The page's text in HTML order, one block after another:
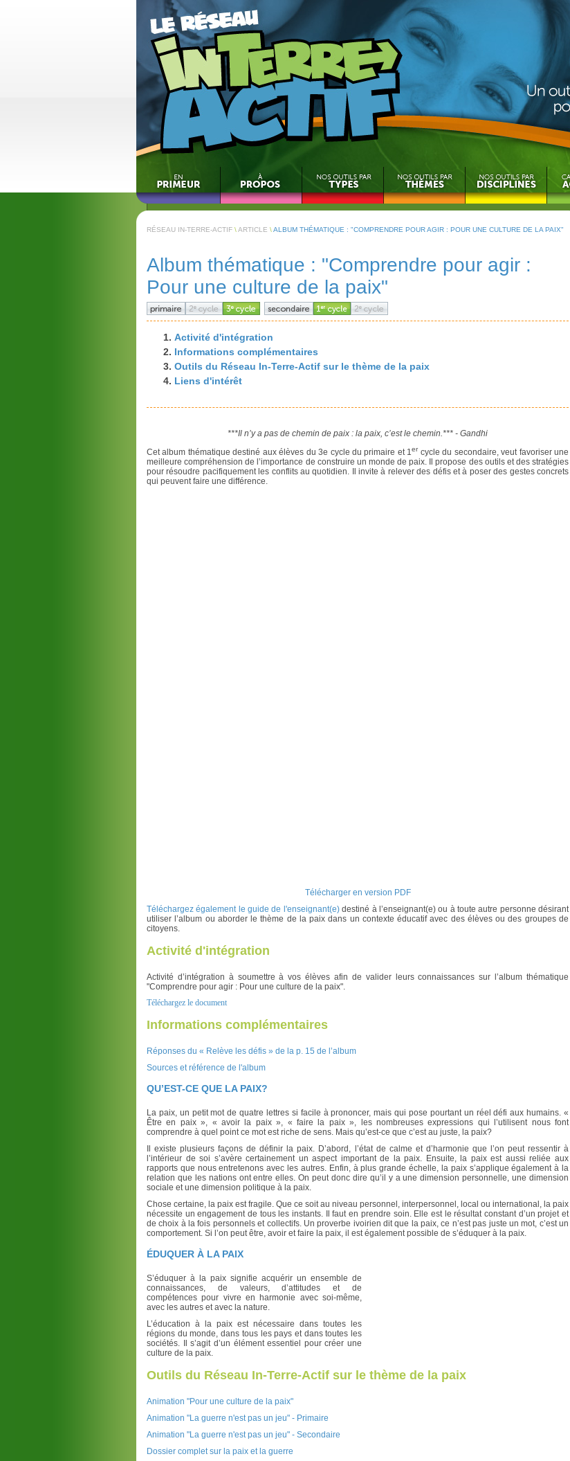
RÉSEAU IN-TERRE-ACTIF \ARTICLE \ALBUM THÉMATIQUE : "COMPRENDRE POUR AGIR : POUR UNE CULTURE DE LA PAIX"
Album thématique : "Comprendre pour agir :
Pour une culture de la paix"
Activité d'intégration
Informations complémentaires
Outils du Réseau In-Terre-Actif sur le thème de la paix
Liens d'intérêt
***Il n’y a pas de chemin de paix : la paix, c’est le chemin.*** - Gandhi
Cet album thématique destiné aux élèves du 3e cycle du primaire et 1er cycle du secondaire, veut favoriser une
meilleure compréhension de l’importance de construire un monde de paix. Il propose des outils et des stratégies
pour résoudre pacifiquement les conflits au quotidien. Il invite à relever des défis et à poser des gestes concrets
qui peuvent faire une différence.
Télécharger en version PDF
Téléchargez également le guide de l'enseignant(e)destiné à l’enseignant(e) ou à toute autre personne désirant
utiliser l’album ou aborder le thème de la paix dans un contexte éducatif avec des élèves ou des groupes de
citoyens.
Activité d'intégration
Activité d’intégration à soumettre à vos élèves afin de valider leurs connaissances sur l’album thématique
"Comprendre pour agir : Pour une culture de la paix".
Téléchargez le document
Informations complémentaires
Réponses du « Relève les défis » de la p. 15 de l’album
Sources et référence de l'album
QU’EST-CE QUE LA PAIX?
La paix, un petit mot de quatre lettres si facile à prononcer, mais qui pose pourtant un réel défi aux humains. «
Être en paix », « avoir la paix », « faire la paix », les nombreuses expressions qui l’utilisent nous font
comprendre à quel point ce mot est riche de sens. Mais qu’est-ce que c’est au juste, la paix?
Il existe plusieurs façons de définir la paix. D’abord, l’état de calme et d’harmonie que l’on peut ressentir à
l’intérieur de soi s’avère certainement un aspect important de la paix. Ensuite, la paix est aussi reliée aux
rapports que nous entretenons avec les autres. Enfin, à plus grande échelle, la paix s’applique également à la
relation que les nations ont entre elles. On peut donc dire qu’il y a une dimension personnelle, une dimension
sociale et une dimension politique à la paix.
Chose certaine, la paix est fragile. Que ce soit au niveau personnel, interpersonnel, local ou international, la paix
nécessite un engagement de tous les instants. Il faut en prendre soin. Elle est le résultat constant d’un projet et
de choix à la fois personnels et collectifs. Un proverbe ivoirien dit que la paix, ce n’est pas juste un mot, c’est un
comportement. Si l’on peut être, avoir et faire la paix, il est également possible de s’éduquer à la paix.
ÉDUQUER À LA PAIX
S’éduquer à la paix signifie acquérir un ensemble de
connaissances, de valeurs, d’attitudes et de
compétences pour vivre en harmonie avec soi-même,
avec les autres et avec la nature.
L’éducation à la paix est nécessaire dans toutes les
régions du monde, dans tous les pays et dans toutes les
sociétés. Il s’agit d’un élément essentiel pour créer une
culture de la paix.
Outils du Réseau In-Terre-Actif sur le thème de la paix
Animation "Pour une culture de la paix"
Animation "La guerre n'est pas un jeu" - Primaire
Animation "La guerre n'est pas un jeu" - Secondaire
Dossier complet sur la paix et la guerre